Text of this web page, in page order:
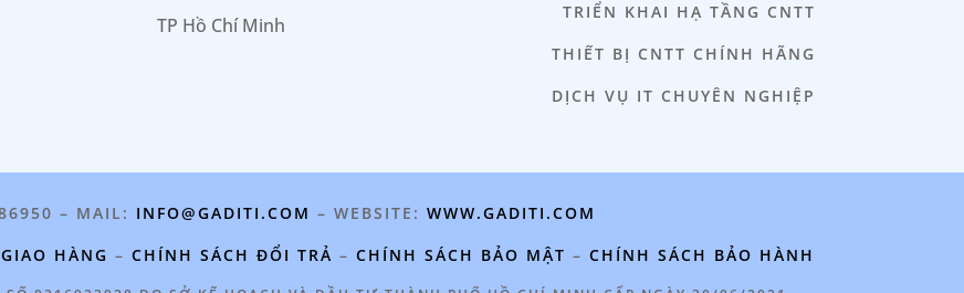
TP Hồ Chí Minh
TRIỂN KHAI HẠ TẦNG CNTT
THIẾT BỊ CNTT CHÍNH HÃNG
DỊCH VỤ IT CHUYÊN NGHIỆP
– MAIL: INFO@GADITI.COM – WEBSITE: WWW.GADITI.COM
HÀNG – CHÍNH SÁCH ĐỔI TRẢ – CHÍNH SÁCH BẢO MẬT – CHÍNH SÁCH BẢO HÀNH